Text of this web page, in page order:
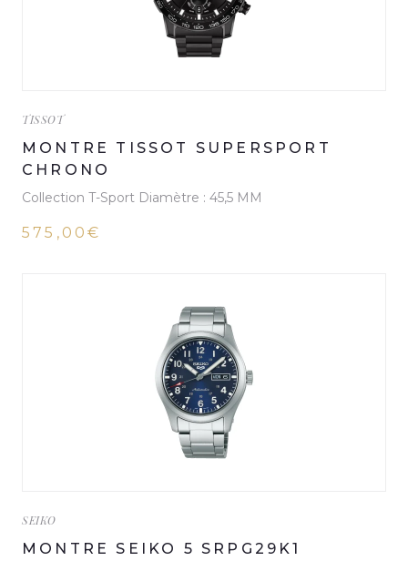
TISSOT
MONTRE TISSOT SUPERSPORT
CHRONO
Collection T-Sport Diamètre : 45,5 MM
575,00€
SEIKO
MONTRE SEIKO 5 SRPG29K1